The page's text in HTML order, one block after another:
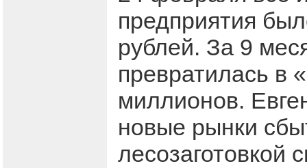
предприятия
рублей. За 9
превратилась в
миллионов.
новые рынки
лесозаготовкой